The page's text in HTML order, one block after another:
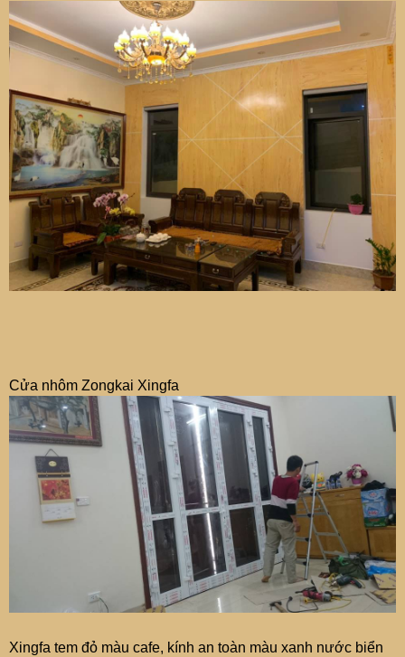
Cửa nhôm Zongkai Xingfa
Xingfa tem đỏ màu cafe, kính an toàn màu xanh nước biển